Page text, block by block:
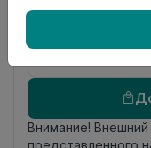
Внимание!
представленного